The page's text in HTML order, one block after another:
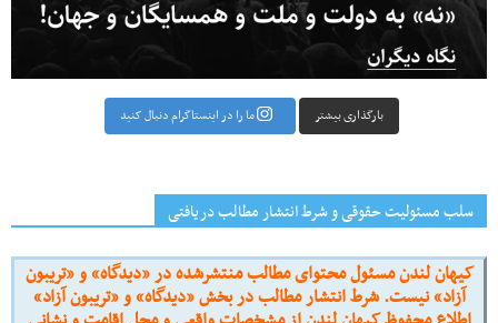
بارگذاری بیشتر ما را در اینستاگرام دنبال کنید
سلب مسئولیت حقوقی و شرط انتشار مطالب دریافتی
کیهان لندن مسئول محتوای مطالب منتشرشده در «دیدگاه» و «تریبون
آزاد» نیست. شرط انتشار مطالب در بخش «دیدگاه» و «تریبون آزاد»